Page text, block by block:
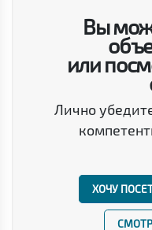
Вы
или
Лично
ХОЧУ